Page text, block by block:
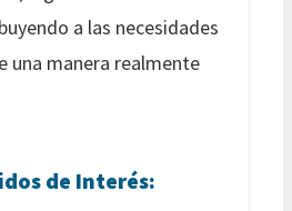
a las necesidades
una manera realmente
de Interés: